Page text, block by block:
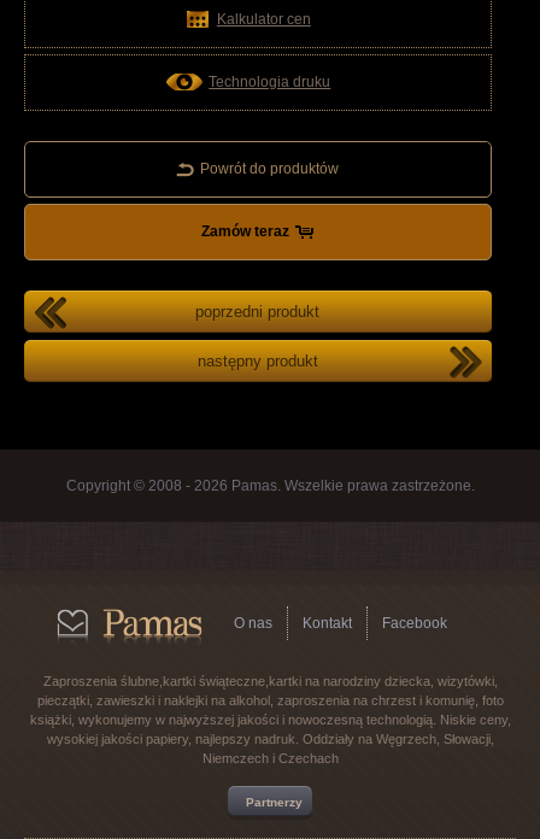
Kalkulator cen
Technologia druku
Powrót do produktów
Zamów teraz
poprzedni produkt
następny produkt
Copyright © 2008 - 2026 Pamas. Wszelkie prawa zastrzeżone.
O nas Kontakt Facebook
Zaproszenia ślubne,kartki świąteczne,kartki na narodziny dziecka, wizytówki,
pieczątki, zawieszki i naklejki na alkohol, zaproszenia na chrzest i komunię, foto
książki, wykonujemy w najwyższej jakości i nowoczesną technologią. Niskie ceny,
wysokiej jakości papiery, najlepszy nadruk. Oddziały na Węgrzech, Słowacji,
Niemczech i Czechach
Partnerzy